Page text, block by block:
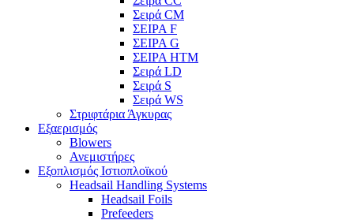
Σειρά CM
ΣΕΙΡΑ F
ΣΕΙΡΑ G
ΣΕΙΡΑ HTM
Σειρά LD
Σειρά S
Σειρά WS
Στριφτάρια Άγκυρας
Εξαερισμός
Blowers
Ανεμιστήρες
Εξοπλισμός Ιστιοπλοϊκού
Headsail Handling Systems
Headsail Foils
Prefeeders